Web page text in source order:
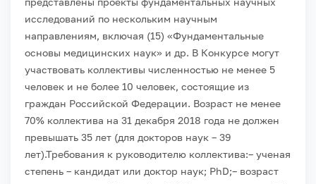
исследований по нескольким научным
направлениям, включая (15) «Фундаментальные
основы медицинских наук» и др. В Конкурсе могут
участвовать коллективы численностью не менее 5
человек и не более 10 человек, состоящие из
граждан Российской Федерации. Возраст не менее
70% коллектива на 31 декабря 2018 года не должен
превышать 35 лет (для докторов наук – 39
лет).Требования к руководителю коллектива:– ученая
степень – кандидат или доктор наук; PhD;– возраст